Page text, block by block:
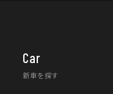
Car
新車を探す